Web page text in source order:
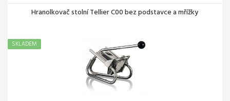
Hranolkovač stolní Tellier C00 bez podstavce a mřížky
SKLADEM